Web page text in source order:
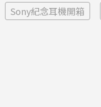
Sony紀念耳機開箱